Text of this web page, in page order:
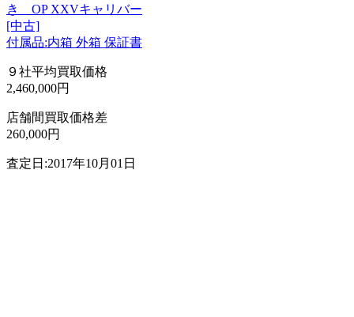
き OP XXVキャリバー
[中古]
付属品:内箱 外箱 保証書
９社平均買取価格
2,460,000円
店舗間買取価格差
260,000円
査定日:2017年10月01日